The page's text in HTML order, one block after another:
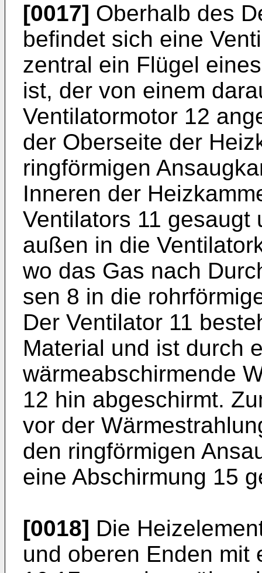
[0017] Oberhalb des
befindet sich eine
zentral ein Flügel
ist, der von einem
Ventilatormotor 12
der Oberseite der
ringförmigen
Inneren der
Ventilators 11
außen in die
wo das Gas nach
sen 8 in die
Der Ventilator 11
Material und ist durch
wärmeabschirmende
12 hin abgeschirmt.
vor der
den ringförmigen
eine Abschirmung 15
[0018] Die
und oberen Enden mit